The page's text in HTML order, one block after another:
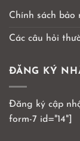
Chính sách bảo
Các câu hỏi
ĐĂNG KÝ
Đăng ký cập
form-7 id="14"]